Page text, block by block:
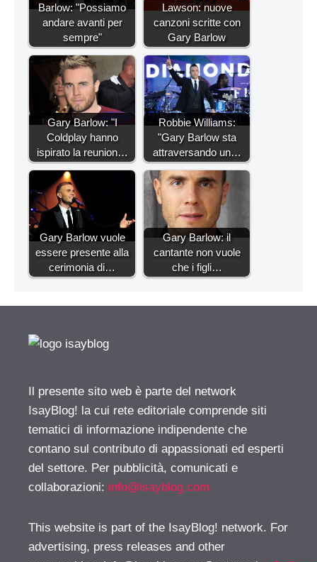
Barlow: "Possiamo
andare avanti per
sempre"
Lawson: nuove
canzoni scritte con
Gary Barlow
Gary Barlow: "I
Coldplay hanno
ispirato la reunion…
Robbie Williams:
"Gary Barlow sta
attraversando un…
Gary Barlow vuole
essere presente alla
cerimonia di…
Gary Barlow: il
cantante non vuole
che i figli…
Il presente sito web è parte del network
IsayBlog! la cui rete editoriale comprende siti
tematici di informazione indipendente che
contano sul contributo di appassionati ed esperti
del settore. Per pubblicità, comunicati e
collaborazioni: info@isayblog.com
This website is part of the IsayBlog! network. For
advertising, press releases and other